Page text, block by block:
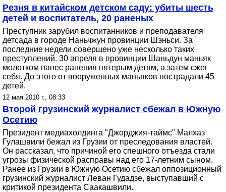
Резня в китайском детском саду: убиты шесть
детей и воспитатель, 20 раненых
Преступник зарубил воспитанников и преподавателя
детсада в городе Наньчжун провинции Шэньси. За
последние недели совершено уже несколько таких
преступлений. 30 апреля в провинции Шаньдун маньяк
молотком нанес ранения пятерым детям, а затем сжег
себя. До этого от вооруженных маньяков пострадали 45
детей.
12 мая 2010 г., 08:33
Второй грузинский журналист сбежал в Южную
Осетию
Президент медиахолдинга "Джорджия-таймс" Малхаз
Гулашвили бежал из Грузии от преследования властей.
Он рассказал, что причиной его спешного отъезда стали
угрозы физической расправы над его 17-летним сыном.
Ранее из Грузии в Южную Осетию сбежал оппозиционный
грузинский журналист Леван Гудадзе, выступавший с
критикой президента Саакашвили.